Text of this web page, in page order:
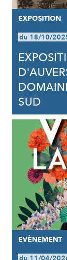
EXPOSITION
du 18/10/
SUD
EVÈNEMENT